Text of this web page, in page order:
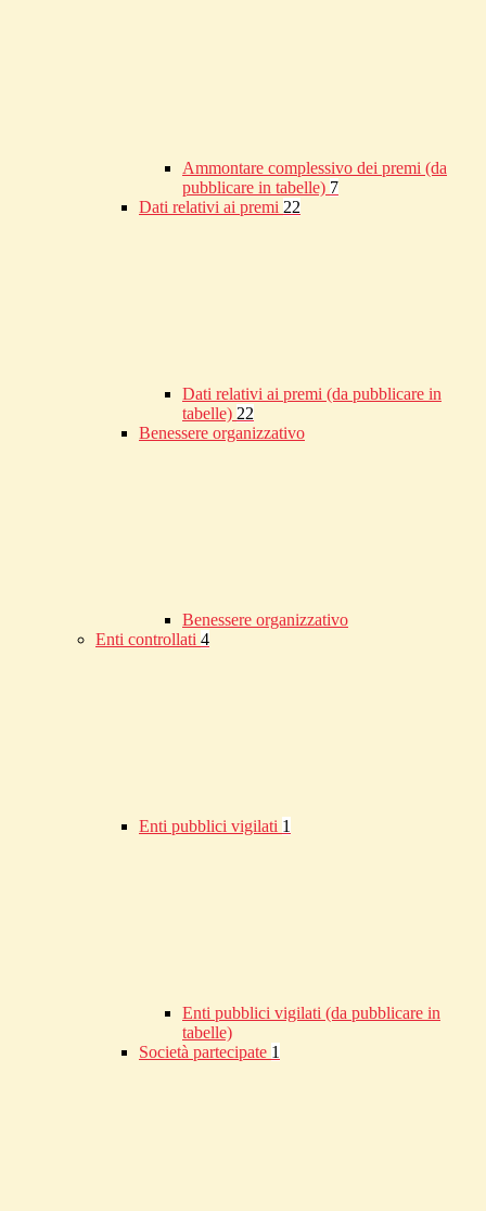
Ammontare complessivo dei premi (da
pubblicare in tabelle) 7
Dati relativi ai premi 22
Dati relativi ai premi (da pubblicare in
tabelle) 22
Benessere organizzativo
Benessere organizzativo
Enti controllati 4
Enti pubblici vigilati 1
Enti pubblici vigilati (da pubblicare in
tabelle)
Società partecipate 1